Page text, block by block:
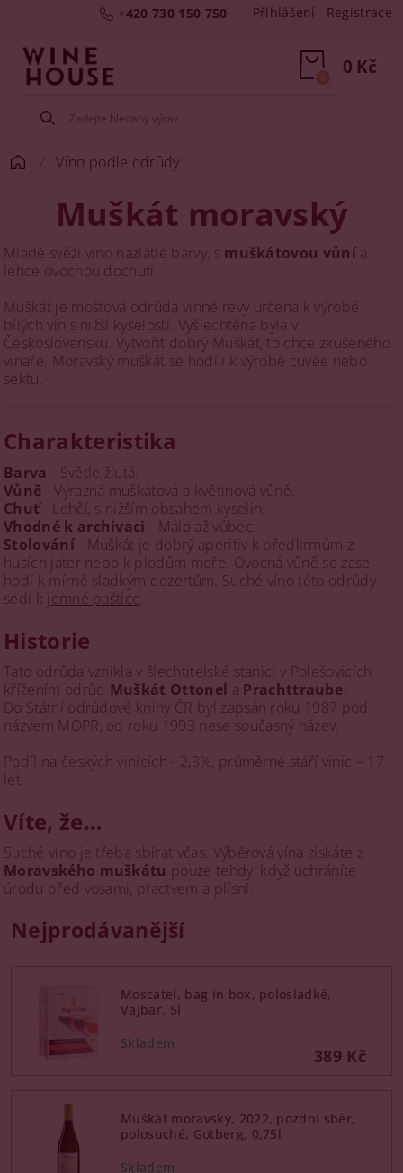
+420 730 150 750 Přihlášení Registrace
0 Kč
0
Víno podle odrůdy
Muškát moravský
Mladé svěží víno nazlátlé barvy, s muškátovou vůní a
lehce ovocnou dochutí.
Muškát je moštová odrůda vinné révy určená k výrobě
bílých vín s nižší kyselostí. Vyšlechtěna byla v
Československu. Vytvořit dobrý Muškát, to chce zkušeného
vinaře. Moravský muškát se hodí i k výrobě cuvée nebo
sektu.
Charakteristika
Barva - Světle žlutá.
Vůně - Výrazná muškátová a květinová vůně.
Chuť- Lehčí, s nižším obsahem kyselin.
Vhodné k archivaci - Málo až vůbec.
Stolování- Muškát je dobrý aperitiv k předkrmům z
husích jater nebo k plodům moře. Ovocná vůně se zase
hodí k mírně sladkým dezertům. Suché víno této odrůdy
sedí k jemné paštice
Historie
Tato odrůda vznikla v šlechtitelské stanici v Polešovicích
křížením odrůd Muškát Ottonel a Prachttraube
Do Státní odrůdové knihy ČR byl zapsán roku 1987 pod
názvem MOPR, od roku 1993 nese současný název.
Podíl na českých vinících - 2,3%, průměrné stáří vinic – 17
let.
Víte, že…
Suché víno je třeba sbírat včas. Výběrová vína získáte z
Moravského muškátu pouze tehdy, když uchráníte
úrodu před vosami, ptactvem a plísní.
Nejprodávanější
Moscatel, bag in box, polosladké,
Vajbar, 5l
389 Kč
Muškát moravský, 2022, pozdní sběr,
polosuché, Gotberg, 0,75l